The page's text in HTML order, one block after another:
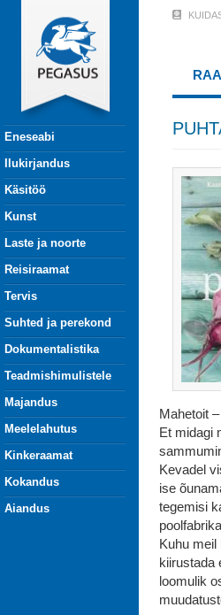
Eneseabi
Ilukirjandus
Käsitöö
Kunst
Laste ja noorte
Reisiraamat
Tervis
Suhted ja perekond
Dokumentalistika
Teadmishimulistele
Majandus
Meelelahutus
Kinkeraamat
Kokandus
Aiandus
Mahetoit
Et midagi
Kevadel
ise
tegemisi
Kuhu meil
kiirustada
loomulik